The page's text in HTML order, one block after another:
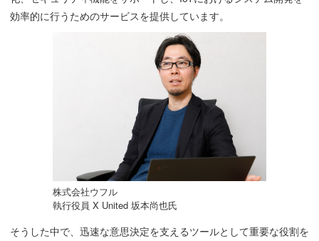
効率的に行うためのサービスを提供しています。
株式会社ウフル
執行役員 X United 坂本尚也氏
そうした中で、迅速な意思決定を支えるツールとして重要な役割を